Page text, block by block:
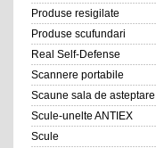
Produse resigilate
Produse scufundari
Real Self-Defense
Scannere portabile
Scaune sala de asteptare
Scule-unelte ANTIEX
Scule